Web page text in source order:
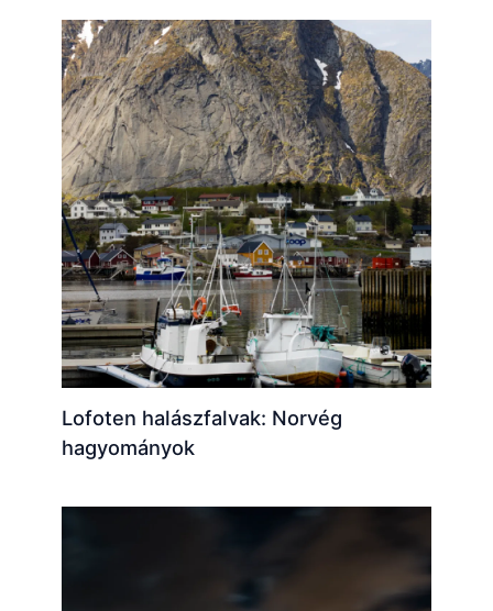
Lofoten halászfalvak: Norvég
hagyományok